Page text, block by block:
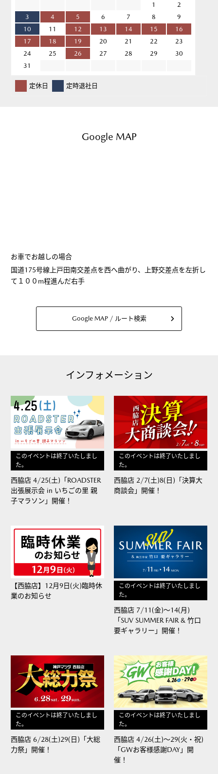
1
2
3
4 5 6 7 8
9
10
11 12 13 14 15
16
17
18 19 20 21 22
23
24
25 26 27 28 29
30
31
定休日 定時退社日
Google MAP
お車でお越しの場合
国道175号線上戸田南交差点を西へ曲がり、上野交差点を左折し
て１００m程進んだ右手
Google MAP / ルート検索
インフォメーション
このイベントは終了いたしまし
た。
西脇店 4/25(土)「ROADSTER
出張展示会 in いちごの里 親
子マラソン」開催！
このイベントは終了いたしまし
た。
西脇店 2/7(土)8(日)「決算大
商談会」開催！
【西脇店】12月9日(火)臨時休
業のお知らせ
このイベントは終了いたしまし
た。
西脇店 7/11(金)～14(月)
「SUV SUMMER FAIR & 竹口
要ギャラリー」開催！
このイベントは終了いたしまし
た。
西脇店 6/28(土)29(日)「大総
力祭」開催！
このイベントは終了いたしまし
た。
西脇店 4/26(土)～29(火・祝)
「GWお客様感謝DAY」開
催！